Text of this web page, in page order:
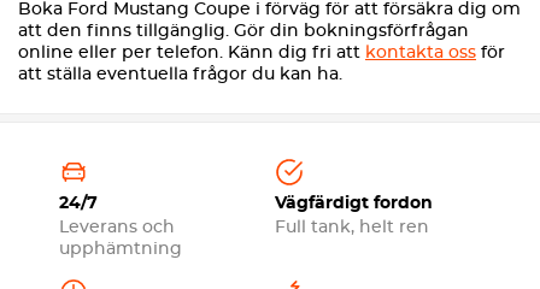
Boka Ford Mustang Coupe i förväg för att försäkra dig om
att den finns tillgänglig. Gör din bokningsförfrågan
online eller per telefon. Känn dig fri att kontakta oss för
att ställa eventuella frågor du kan ha.
24/7
Leverans och
upphämtning
Vägfärdigt fordon
Full tank, helt ren